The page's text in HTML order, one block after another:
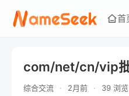
首
com/net/cn/vip
综合交流 · 2月前 · 39 浏览